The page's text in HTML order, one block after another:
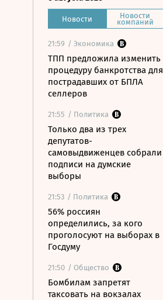
Новости Новости
компаний
21:59 / Экономика
ТПП предложила изменить
процедуру банкротства для
пострадавших от БПЛА
селлеров
21:55 / Политика
Только два из трех
депутатов-
самовыдвиженцев собрали
подписи на думские
выборы
21:53 / Политика
56% россиян
определились, за кого
проголосуют на выборах в
Госдуму
21:50 / Общество
Бомбилам запретят
таксовать на вокзалах